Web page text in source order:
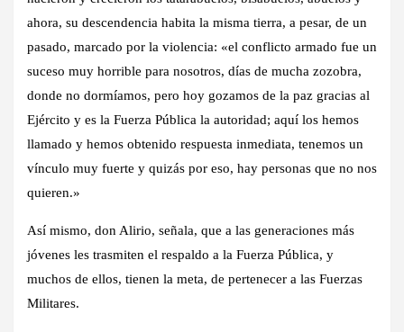
ahora, su descendencia habita la misma tierra, a pesar, de un
pasado, marcado por la violencia: «el conflicto armado fue un
suceso muy horrible para nosotros, días de mucha zozobra,
donde no dormíamos, pero hoy gozamos de la paz gracias al
Ejército y es la Fuerza Pública la autoridad; aquí los hemos
llamado y hemos obtenido respuesta inmediata, tenemos un
vínculo muy fuerte y quizás por eso, hay personas que no nos
quieren.»
Así mismo, don Alirio, señala, que a las generaciones más
jóvenes les trasmiten el respaldo a la Fuerza Pública, y
muchos de ellos, tienen la meta, de pertenecer a las Fuerzas
Militares.